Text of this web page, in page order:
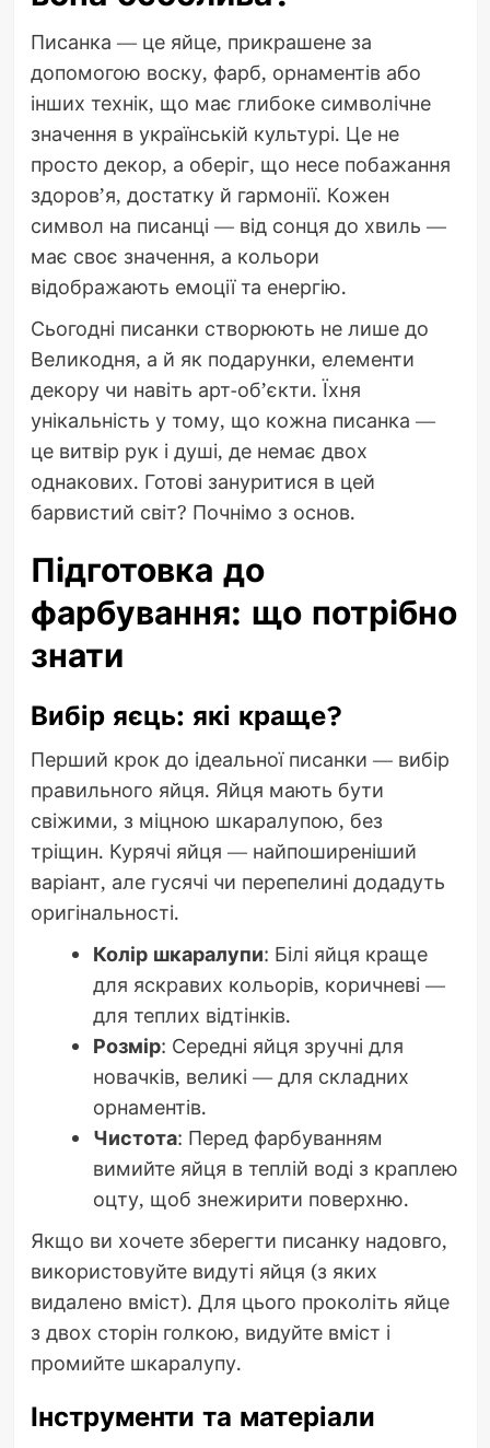
Писанка — це яйце, прикрашене за
допомогою воску, фарб, орнаментів або
інших технік, що має глибоке символічне
значення в українській культурі. Це не
просто декор, а оберіг, що несе побажання
здоров’я, достатку й гармонії. Кожен
символ на писанці — від сонця до хвиль —
має своє значення, а кольори
відображають емоції та енергію.
Сьогодні писанки створюють не лише до
Великодня, а й як подарунки, елементи
декору чи навіть арт-об’єкти. Їхня
унікальність у тому, що кожна писанка —
це витвір рук і душі, де немає двох
однакових. Готові зануритися в цей
барвистий світ? Почнімо з основ.
Підготовка до
фарбування: що потрібно
знати
Вибір яєць: які краще?
Перший крок до ідеальної писанки — вибір
правильного яйця. Яйця мають бути
свіжими, з міцною шкаралупою, без
тріщин. Курячі яйця — найпоширеніший
варіант, але гусячі чи перепелині додадуть
оригінальності.
Колір шкаралупи: Білі яйця краще
для яскравих кольорів, коричневі —
для теплих відтінків.
Розмір: Середні яйця зручні для
новачків, великі — для складних
орнаментів.
Чистота: Перед фарбуванням
вимийте яйця в теплій воді з краплею
оцту, щоб знежирити поверхню.
Якщо ви хочете зберегти писанку надовго,
використовуйте видуті яйця (з яких
видалено вміст). Для цього проколіть яйце
з двох сторін голкою, видуйте вміст і
промийте шкаралупу.
Інструменти та матеріали